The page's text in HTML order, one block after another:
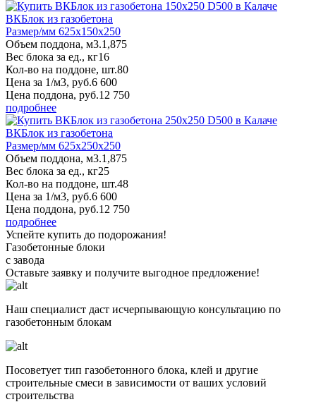
ВКБлок из газобетона
Размер/мм 625x150x250
Объем поддона, м3.1,875
Вес блока за ед., кг16
Кол-во на поддоне, шт.80
Цена за 1/м3, руб.6 600
Цена поддона, руб.12 750
подробнее
ВКБлок из газобетона
Размер/мм 625x250x250
Объем поддона, м3.1,875
Вес блока за ед., кг25
Кол-во на поддоне, шт.48
Цена за 1/м3, руб.6 600
Цена поддона, руб.12 750
подробнее
Успейте купить до подорожания!
Газобетонные блоки
с завода
Оставьте заявку и получите выгодное предложение!
Наш специалист даст исчерпывающую консультацию по
газобетонным блокам
Посоветует тип газобетонного блока, клей и другие
строительные смеси в зависимости от ваших условий
строительства